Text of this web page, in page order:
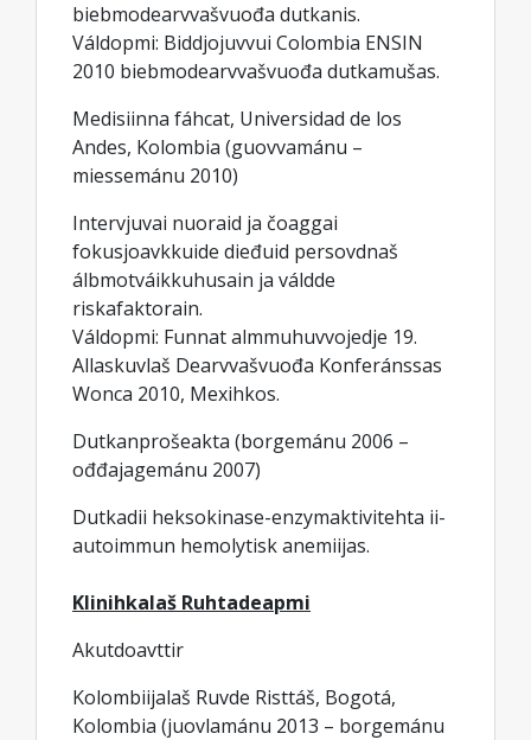
biebmodearvvašvuođa dutkanis.
Váldopmi: Biddjojuvvui Colombia ENSIN
2010 biebmodearvvašvuođa dutkamušas.
Medisiinna fáhcat, Universidad de los
Andes, Kolombia (guovvamánu –
miessemánu 2010)
Intervjuvai nuoraid ja čoaggai
fokusjoavkkuide dieđuid persovdnaš
álbmotváikkuhusain ja váldde
riskafaktorain.
Váldopmi: Funnat almmuhuvvojedje 19.
Allaskuvlaš Dearvvašvuođa Konferánssas
Wonca 2010, Mexihkos.
Dutkanprošeakta (borgemánu 2006 –
ođđajagemánu 2007)
Dutkadii heksokinase-enzymaktivitehta ii-
autoimmun hemolytisk anemiijas.
Klinihkalaš Ruhtadeapmi
Akutdoavttir
Kolombiijalaš Ruvde Risttáš, Bogotá,
Kolombia (juovlamánu 2013 – borgemánu